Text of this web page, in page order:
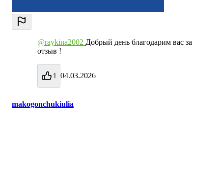
@raykina2002 Добрый день благодарим вас за
отзыв !
1 04.03.2026
makogonchukiulia